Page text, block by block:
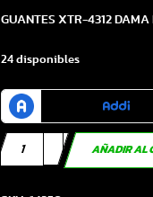
GUANTES XTR-4312 DAMA
24 disponibles
XTR-
4312
AÑADIR AL